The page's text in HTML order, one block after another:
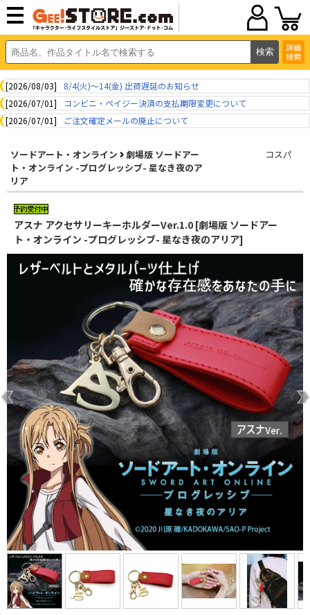
詳細
検索
[2026/08/03]
8/4(火)～14(金) 出荷遅延のお知らせ
[2026/07/01]
コンビニ・ペイジー決済の支払期限変更について
[2026/07/01]
ご注文確定メールの廃止について
ソードアート・オンライン
劇場版 ソードアー
ト・オンライン -プログレッシブ- 星なき夜のア
リア
コスパ
アスナ アクセサリーキーホルダーVer.1.0 [劇場版 ソードアー
ト・オンライン -プログレッシブ- 星なき夜のアリア]